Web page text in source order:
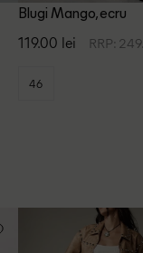
Blugi Mango, ecru
119.00 lei RRP:
46